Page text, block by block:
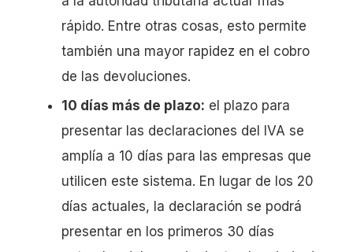
rápido. Entre otras cosas, esto permite
también una mayor rapidez en el cobro
de las devoluciones.
10 días más de plazo: el plazo para
presentar las declaraciones del IVA se
amplía a 10 días para las empresas que
utilicen este sistema. En lugar de los 20
días actuales, la declaración se podrá
presentar en los primeros 30 días